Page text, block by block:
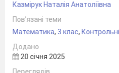
75 – (47 – 18) =
Порівняй (<, >, = )
19 + 45 … 76 - 14
В три магазини
Казмірук Наталія Анатоліївна
Пов’язані теми
Математика, 3 клас,
Додано
20 січня 2025